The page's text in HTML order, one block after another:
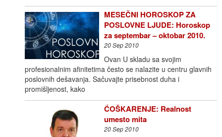
MESEČNI HOROSKOP ZA
POSLOVNE LJUDE: Horoskop
za septembar – oktobar 2010.
20 Sep 2010
Ovan U skladu sa svojim
profesionalnim afinitetima često se nalazite u centru glavnih
poslovnih dešavanja. Sačuvajte prisebnost duha i
promišljenost, kako
ĆOŠKARENJE: Realnost
umesto mita
20 Sep 2010